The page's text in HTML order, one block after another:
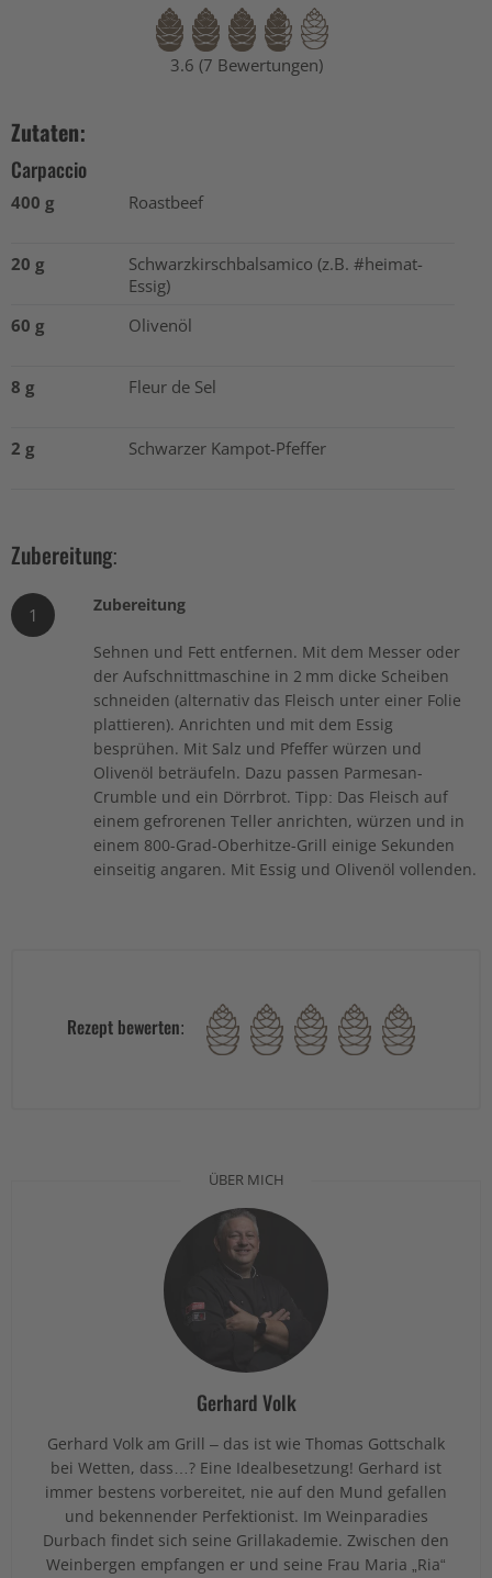
3.6 (7 Bewertungen)
Zutaten:
Carpaccio
400 g Roastbeef
20 g
Schwarzkirschbalsamico (z.B. #heimat-
Essig)
60 g
Olivenöl
8 g Fleur de Sel
2 g Schwarzer Kampot-Pfeffer
Zubereitung:
1 Zubereitung
Sehnen und Fett entfernen. Mit dem Messer oder
der Aufschnittmaschine in 2 mm dicke Scheiben
schneiden (alternativ das Fleisch unter einer Folie
plattieren). Anrichten und mit dem Essig
besprühen. Mit Salz und Pfeffer würzen und
Olivenöl beträufeln. Dazu passen Parmesan-
Crumble und ein Dörrbrot. Tipp: Das Fleisch auf
einem gefrorenen Teller anrichten, würzen und in
einem 800-Grad-Oberhitze-Grill einige Sekunden
einseitig angaren. Mit Essig und Olivenöl vollenden.
Rezept bewerten:
ÜBER MICH
Gerhard Volk
Gerhard Volk am Grill – das ist wie Thomas Gottschalk
bei Wetten, dass…? Eine Idealbesetzung! Gerhard ist
immer bestens vorbereitet, nie auf den Mund gefallen
und bekennender Perfektionist. Im Weinparadies
Durbach findet sich seine Grillakademie. Zwischen den
Weinbergen empfangen er und seine Frau Maria „Ria“